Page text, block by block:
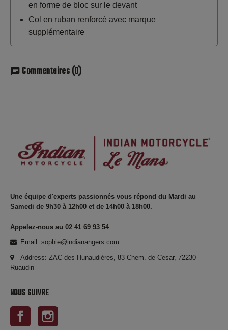
en forme de bloc sur le devant
Col en ruban renforcé avec marque
supplémentaire
chat Commentaires(0)
Une équipe d'experts passionnés vous répond du Mardi au
Samedi de 9h30 à 12h00 et de 14h00 à 18h00.
Appelez-nous au 02 41 69 93 54
Email: sophie@indianangers.com
Address: ZAC des Hunaudières, 83 Chem. de Cesar, 72230
Ruaudin
NOUS SUIVRE
Facebook